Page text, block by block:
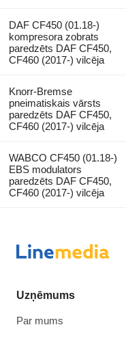
DAF CF450 (01.18-)
kompresora zobrats
paredzēts DAF CF450,
CF460 (2017-) vilcēja
Knorr-Bremse
pneimatiskais vārsts
paredzēts DAF CF450,
CF460 (2017-) vilcēja
WABCO CF450 (01.18-)
EBS modulators
paredzēts DAF CF450,
CF460 (2017-) vilcēja
Uzņēmums
Par mums